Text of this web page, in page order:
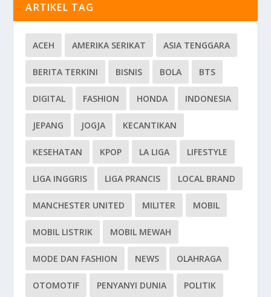
ARTIKEL TAG
ACEH AMERIKA SERIKAT ASIA TENGGARA
BERITA TERKINI BISNIS BOLA BTS
DIGITAL FASHION HONDA INDONESIA
JEPANG JOGJA KECANTIKAN
KESEHATAN KPOP LA LIGA LIFESTYLE
LIGA INGGRIS LIGA PRANCIS LOCAL BRAND
MANCHESTER UNITED MILITER MOBIL
MOBIL LISTRIK MOBIL MEWAH
MODE DAN FASHION NEWS OLAHRAGA
OTOMOTIF PENYANYI DUNIA POLITIK